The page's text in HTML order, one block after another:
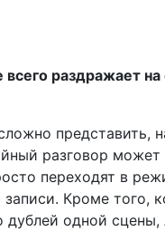
раздражает
представить,
разговор может
переходят в
Кроме того,
дублей одной